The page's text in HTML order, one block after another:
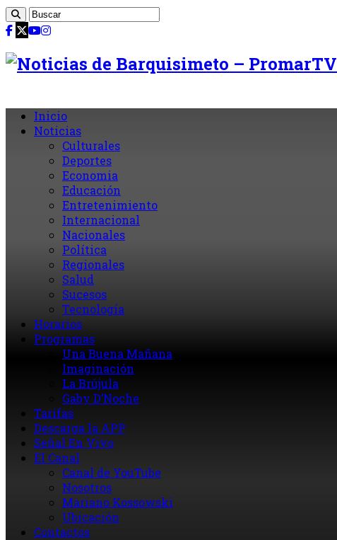
Inicio
Noticias
Culturales
Deportes
Economia
Educación
Entretenimiento
Internacional
Nacionales
Política
Regionales
Salud
Sucesos
Tecnología
Horarios
Programas
Una Buena Mañana
Imaginación
La Brújula
Gaby D’Noche
Tarifas
Descarga la APP
Señal En Vivo
El Canal
Canal de YouTube
Nosotros
Mariano Kossowski
Ubicación
Contactos